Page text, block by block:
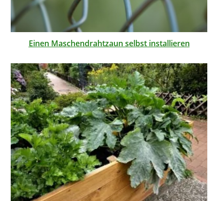
Einen Maschendrahtzaun selbst installieren